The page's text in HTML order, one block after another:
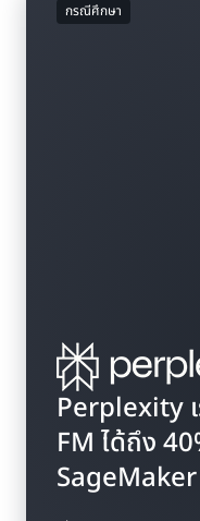
กรณีศึกษา
Perplexity
FM ได้ถึง